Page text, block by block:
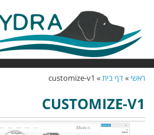
ראשי »דף בית»
customize-v1
CUSTOMIZE-V1